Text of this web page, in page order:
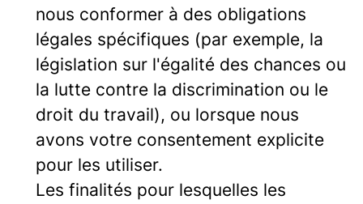
nous conformer à des obligations
légales spécifiques (par exemple, la
législation sur l'égalité des chances ou
la lutte contre la discrimination ou le
droit du travail), ou lorsque nous
avons votre consentement explicite
pour les utiliser.
Les finalités pour lesquelles les